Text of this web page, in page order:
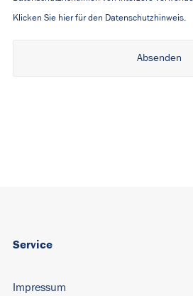
Klicken Sie hier für den Datenschutzhinweis.
Service
Impressum